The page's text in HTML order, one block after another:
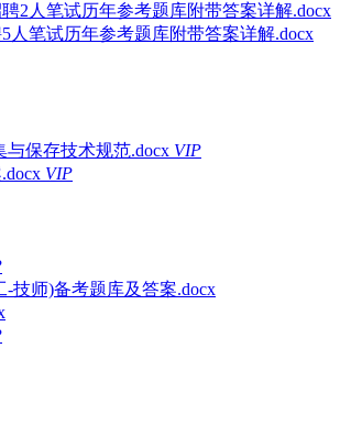
2人笔试历年参考题库附带答案详解.docx
人笔试历年参考题库附带答案详解.docx
与保存技术规范.docx VIP
VIP
技师)备考题库及答案.docx